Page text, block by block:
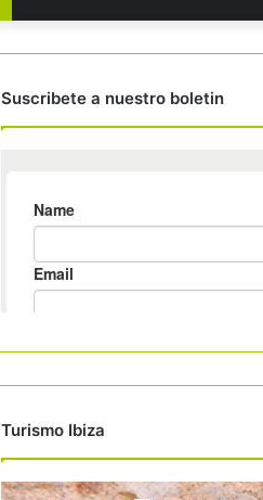
Suscribete a nuestro boletin
Turismo Ibiza